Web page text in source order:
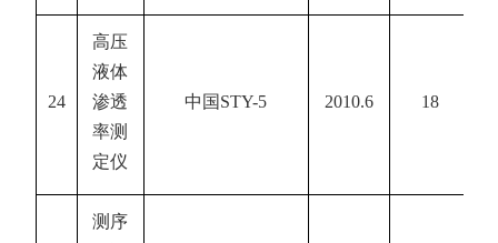
24
高压
液体
渗透
率测
定仪
中国 STY-5 2010.6 18
测序